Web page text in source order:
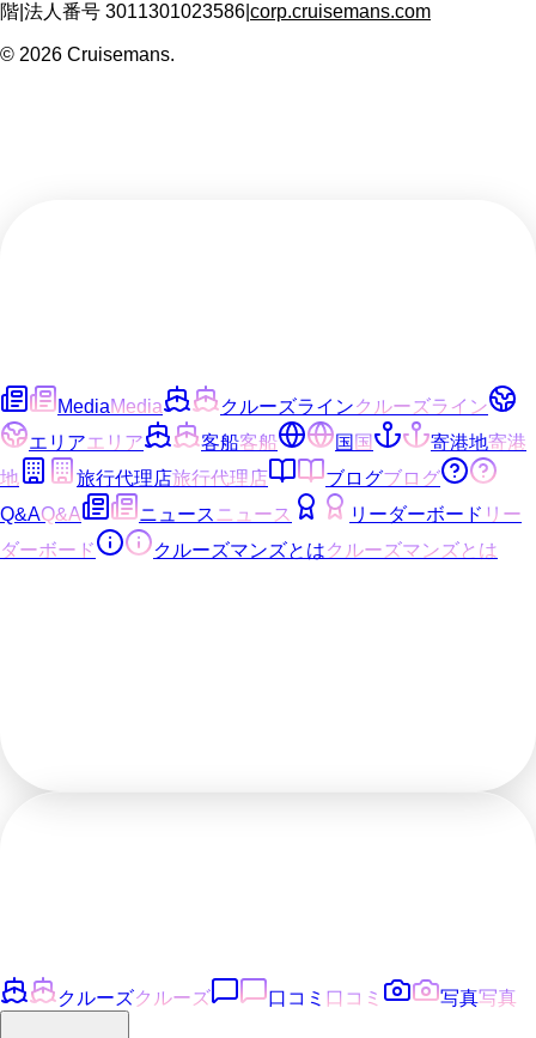
階 法人番号 3011301023586 corp.cruisemans.com
© 2026 Cruisemans.
MediaMedia クルーズラインクルーズライン
エリアエリア 客船客船 国 国 寄港地寄港
地
旅行代理店旅行代理店 ブログブログ
Q&AQ&A ニュースニュース リーダーボード リー
ダーボード
クルーズマンズとはクルーズマンズとは
クルーズクルーズ 口コミ 口コミ 写真写真